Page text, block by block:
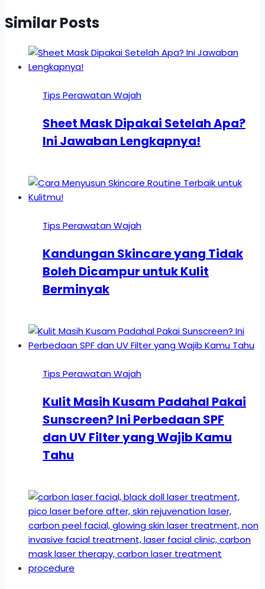
Similar Posts
Tips Perawatan Wajah
Sheet Mask Dipakai Setelah Apa?
Ini Jawaban Lengkapnya!
Tips Perawatan Wajah
Kandungan Skincare yang Tidak
Boleh Dicampur untuk Kulit
Berminyak
Tips Perawatan Wajah
Kulit Masih Kusam Padahal Pakai
Sunscreen? Ini Perbedaan SPF
dan UV Filter yang Wajib Kamu
Tahu